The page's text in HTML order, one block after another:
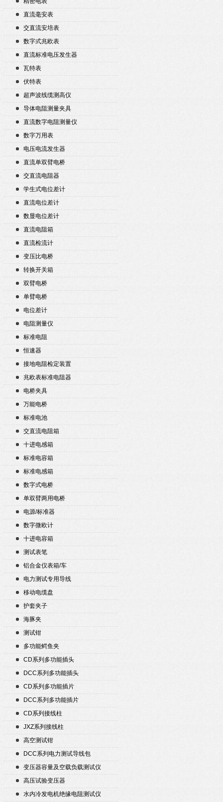
直流毫安表
交直流安培表
数字式兆欧表
直流标准电压发生器
瓦特表
伏特表
超声波线缆测高仪
导体电阻测量夹具
直流数字电阻测量仪
数字万用表
电压电流发生器
直流单双臂电桥
交直流电阻器
学生式电位差计
直流电位差计
数显电位差计
直流电阻箱
直流检流计
变压比电桥
转换开关箱
双臂电桥
单臂电桥
电位差计
电阻测量仪
标准电阻
恒速器
接地电阻检定装置
兆欧表标准电阻器
电桥夹具
万能电桥
标准电池
交直流电阻箱
十进电感箱
标准电容箱
标准电感箱
数字式电桥
单双臂两用电桥
电源/标准器
数字微欧计
十进电容箱
测试表笔
铝合金仪表箱/车
电力测试专用导线
移动电缆盘
护套夹子
海豚夹
测试钳
多功能鳄鱼夹
CD系列多功能插头
DCC系列多功能插头
CD系列多功能插片
DCC系列多功能插片
CD系列接线柱
JXZ系列接线柱
高空测试钳
DCC系列电力测试导线包
变压器容量及空载负载测试仪
高压试验变压器
水内冷发电机绝缘电阻测试仪